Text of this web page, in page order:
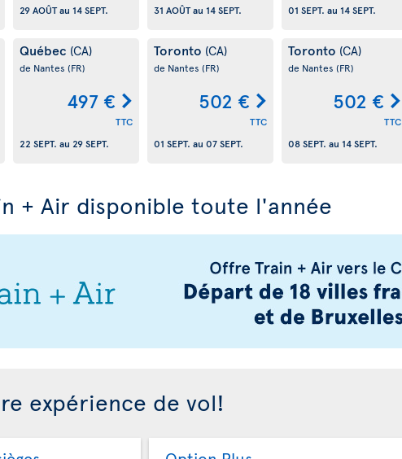
29 AOÛTau 14 SEPT.
31 AOÛTau 14 SEPT.
01 SEPT. au 14 SEPT.
Québec (CA)
de Nantes (FR)
497 €
TTC
22 SEPT. au 29 SEPT.
Toronto (CA)
de Nantes (FR)
502 €
TTC
01 SEPT. au 07 SEPT.
Toronto (CA)
de Nantes (FR)
502 €
TTC
08 SEPT. au 14 SEPT.
+ Air disponible toute l'année
expérience de vol!